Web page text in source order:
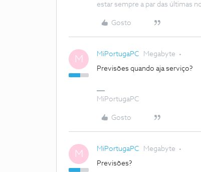
estar sempre a par das últimas
Gosto
M MiPortugaPC Megabyte
Previsões quando aja serviço?
MiPortugaPC
Gosto
M MiPortugaPC Megabyte
Previsões?